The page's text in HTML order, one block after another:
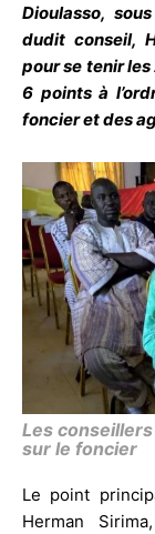
Dioulasso,
dudit conseil,
pour se tenir
6 points à
foncier et des
Les
sur le foncier
Le point
Herman